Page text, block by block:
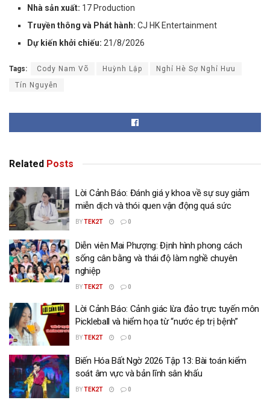
Nhà sản xuất: 17 Production
Truyền thông và Phát hành: CJ HK Entertainment
Dự kiến khởi chiếu: 21/8/2026
Tags: Cody Nam Võ Huỳnh Lập
Nghỉ Hè Sợ Nghỉ Hưu
Tín Nguyễn
Related Posts
Lời Cảnh Báo: Đánh giá y khoa về sự suy giảm
miễn dịch và thói quen vận động quá sức
BYTEK2T 0
Diễn viên Mai Phượng: Định hình phong cách
sống cân bằng và thái độ làm nghề chuyên
nghiệp
BYTEK2T 0
Lời Cảnh Báo: Cảnh giác lừa đảo trực tuyến môn
Pickleball và hiểm họa từ “nước ép trị bệnh”
BYTEK2T 0
Biến Hóa Bất Ngờ 2026 Tập 13: Bài toán kiểm
soát âm vực và bản lĩnh sân khấu
BYTEK2T 0